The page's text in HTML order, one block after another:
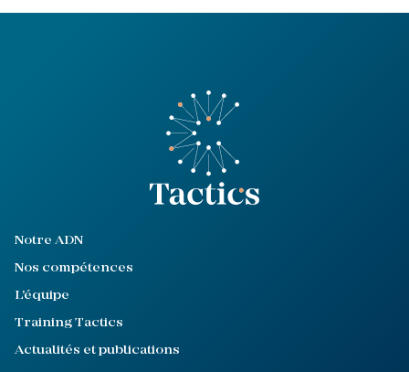
Notre ADN
Nos compétences
L'équipe
Training Tactics
Actualités et publications